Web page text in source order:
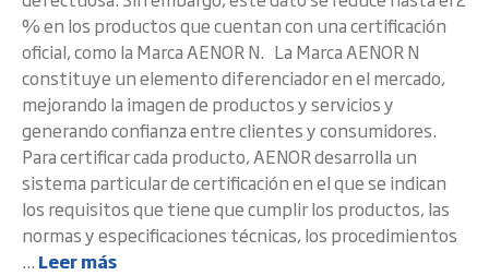
% en los productos que cuentan con una certificación
oficial, como la Marca AENOR N. La Marca AENOR N
constituye un elemento diferenciador en el mercado,
mejorando la imagen de productos y servicios y
generando confianza entre clientes y consumidores.
Para certificar cada producto, AENOR desarrolla un
sistema particular de certificación en el que se indican
los requisitos que tiene que cumplir los productos, las
normas y especificaciones técnicas, los procedimientos
... Leer más